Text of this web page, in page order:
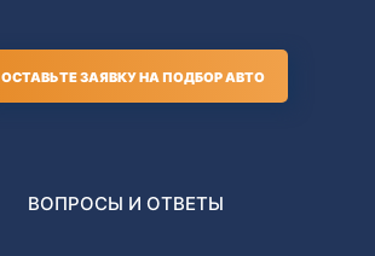
ОСТАВЬТЕ ЗАЯВКУ НА ПОДБОР АВТО
ВОПРОСЫ И ОТВЕТЫ